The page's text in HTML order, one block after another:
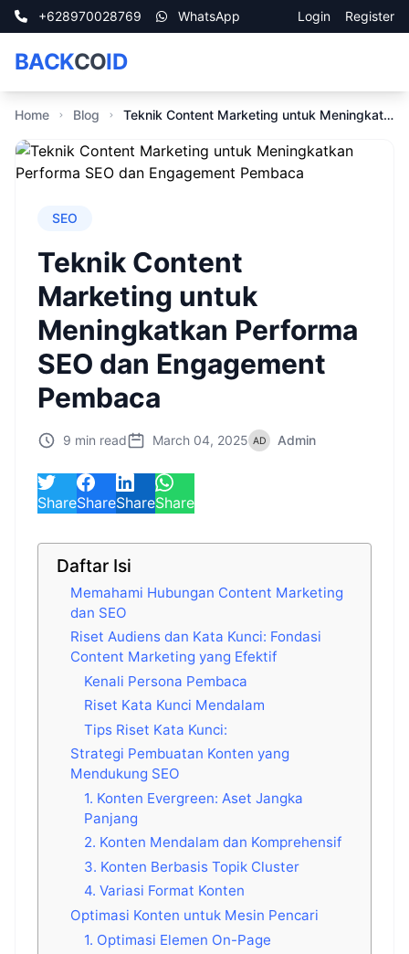
+628970028769 WhatsApp Login Register
BACKCOID
Home Blog Teknik Content Marketing untuk Meningkatkan Performa SEO dan Engagement Pembaca
SEO
Teknik Content
Marketing untuk
Meningkatkan Performa
SEO dan Engagement
Pembaca
9 min read March 04, 2025 Admin
ShareShareShareShare
Daftar Isi
Memahami Hubungan Content Marketing
dan SEO
Riset Audiens dan Kata Kunci: Fondasi
Content Marketing yang Efektif
Kenali Persona Pembaca
Riset Kata Kunci Mendalam
Tips Riset Kata Kunci:
Strategi Pembuatan Konten yang
Mendukung SEO
1. Konten Evergreen: Aset Jangka
Panjang
2. Konten Mendalam dan Komprehensif
3. Konten Berbasis Topik Cluster
4. Variasi Format Konten
Optimasi Konten untuk Mesin Pencari
1. Optimasi Elemen On-Page